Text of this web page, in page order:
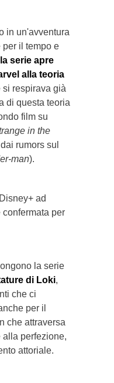
in un'avventura
il tempo e
serie apre
alla teoria
si respirava già
di questa teoria
film su
in the
rumors sul
man).
ad
per
la serie
di Loki,
che ci
per il
che attraversa
alla perfezione,
attoriale.